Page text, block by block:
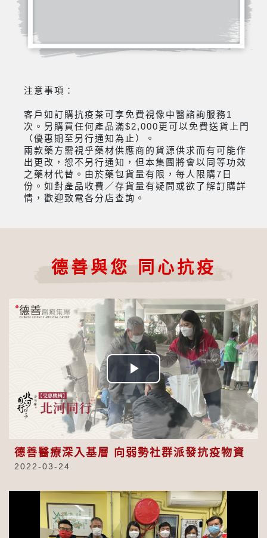
注意事項：
客戶如訂購抗疫茶可享免費視像中醫諮詢服務1
次。另購買任何產品滿$2,000更可以免費送貨上門
（優惠期至另行通知為止）。
兩款藥方需視乎藥材供應商的貨源供求而有可能作
出更改，恕不另行通知，但本集團將會以同等功效
之藥材代替。由於藥包貨量有限，每人限購7日
份。如對產品收費／存貨量有疑問或欲了解訂購詳
情，歡迎致電各分店查詢。
德善與您 同心抗疫
Play
Video
德善醫療深入基層 向弱勢社群派發抗疫物資
2022-03-24